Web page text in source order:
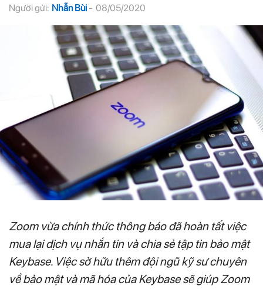
Người gửi: Nhẫn Bùi - 08/05/2020
Zoom vừa chính thức thông báo đã hoàn tất việc
mua lại dịch vụ nhắn tin và chia sẻ tập tin bảo mật
Keybase. Việc sở hữu thêm đội ngũ kỹ sư chuyên
về bảo mật và mã hóa của Keybasesẽ giúp Zoom